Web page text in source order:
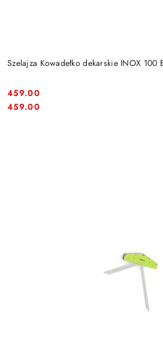
Szelajza Kowadełko dekarskie INOX 100
Cena:
459.00
Cena:
459.00